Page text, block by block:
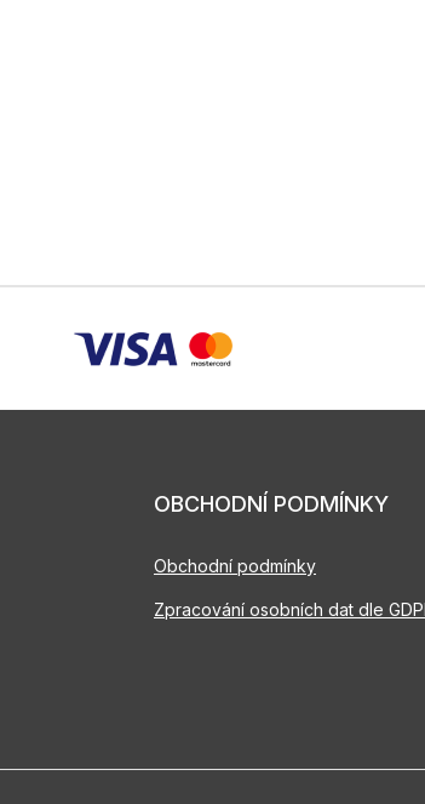
OBCHODNÍ PODMÍNKY
Obchodní podmínky
Zpracování osobních dat dle